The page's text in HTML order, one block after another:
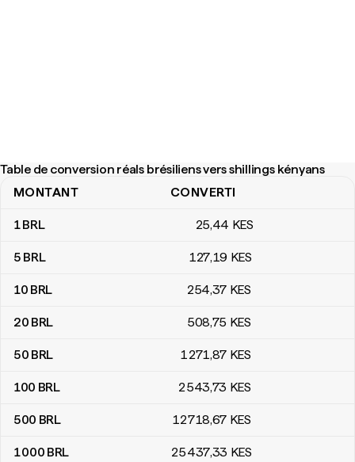
Table de conversion réals brésiliens vers shillings kényans
Table de conversion réals brésiliens vers shillings kényans
MONTANT CONVERTI
1BRL 25,44 KES
5 BRL 127,19 KES
10 BRL 254,37 KES
20 BRL 508,75 KES
50 BRL 1 271,87 KES
100 BRL 2 543,73 KES
500 BRL 12 718,67 KES
1 000 BRL 25 437,33 KES